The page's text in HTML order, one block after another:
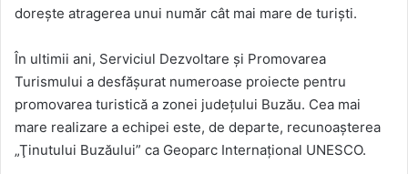
dorește atragerea unui număr cât mai mare de turiști.
În ultimii ani, Serviciul Dezvoltare şi Promovarea
Turismului a desfășurat numeroase proiecte pentru
promovarea turistică a zonei judeţului Buzău. Cea mai
mare realizare a echipei este, de departe, recunoaşterea
„Ţinutului Buzăului” ca Geoparc Internațional UNESCO.